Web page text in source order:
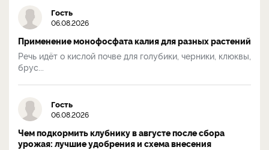
Гость
06.08.2026
Применение монофосфата калия для разных растений
Речь идёт о кислой почве для голубики, черники, клюквы,
брус...
Гость
06.08.2026
Чем подкормить клубнику в августе после сбора
урожая: лучшие удобрения и схема внесения